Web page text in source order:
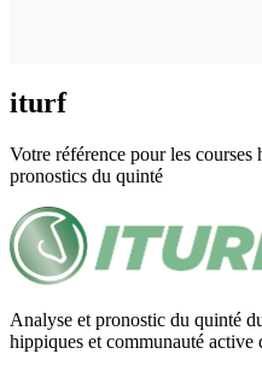
iturf
Votre référence pour les courses
pronostics du quinté
Analyse et pronostic du quinté
hippiques et communauté active